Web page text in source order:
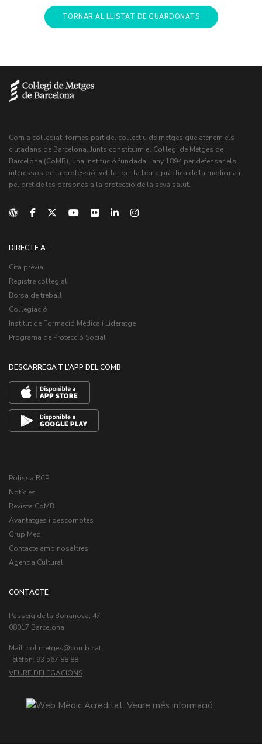
TORNAR AL LLISTAT DE GUARDONATS
Com a col·legiat, formes part del col·lectiu de metges que atenem els
ciutadans de Barcelona. Junts constituïm el Col·legi de Metges de
Barcelona (CoMB), una institució fundada l'any 1894 per defensar els
interessos de la professió, vetllar per la bona pràctica de la medicina i
pel dret de les persones a la protecció de la seva salut.
DIRECTE A...
Cita prèvia
Registre col·legial
Borsa de treball
Col·legiació
Institut de Formació Mèdica i Lideratge
Programa de Protecció Social
DESCARREGA’T L’APP DEL COMB
Pòlissa RCP
Notícies
Revista CoMB
Avantatges i descomptes
Grup Med
Contacte amb nosaltres
Agenda Cultural
CONTACTE
Passeig de la Bonanova, 47
08017 Barcelona
Mail: col.metges
Teléfon: 93 567 88 88
VEURE DELEGACIONS